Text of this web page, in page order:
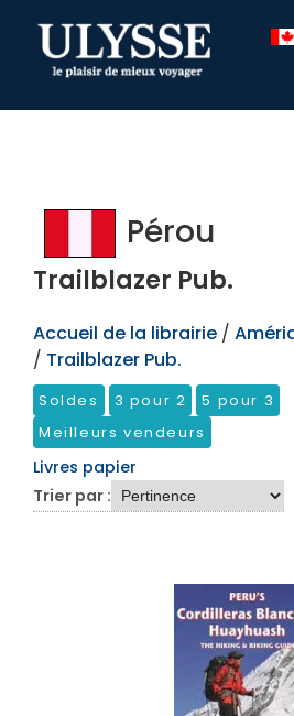
TEST
Pérou
Trailblazer Pub.
Accueil de la librairie /
/ Trailblazer Pub.
Soldes 3 pour 2
5 pour 3
Meilleurs vendeurs
Livres papier
Trier par :